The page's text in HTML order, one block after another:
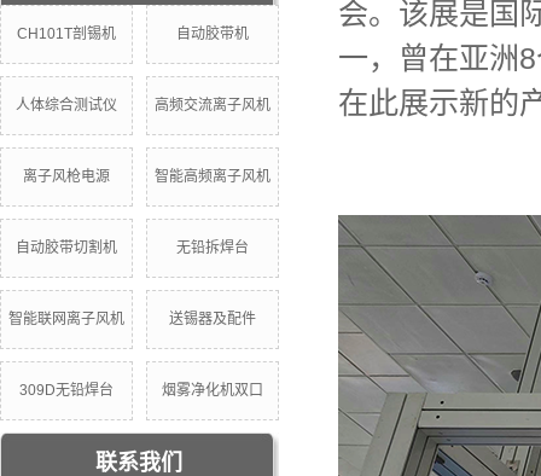
CH101T剖锡机 自动胶带机
人体综合测试仪 高频交流离子风机
离子风枪电源 智能高频离子风机
自动胶带切割机 无铅拆焊台
智能联网离子风机 送锡器及配件
309D无铅焊台 烟雾净化机双口
联系我们
会。该展是国
一，曾在亚洲
在此展示新的